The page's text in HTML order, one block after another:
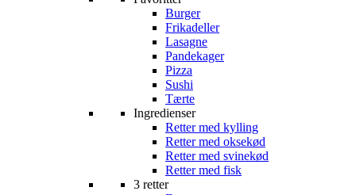
Burger
Frikadeller
Lasagne
Pandekager
Pizza
Sushi
Tærte
Ingredienser
Retter med kylling
Retter med oksekød
Retter med svinekød
Retter med fisk
3 retter